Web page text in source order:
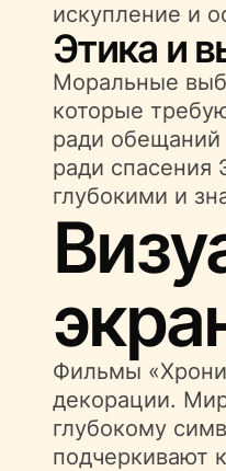
искупление и
Этика и
Моральные
которые
ради обещаний
ради
глубокими и
Фильмы
декорации.
глубокому
подчеркивают